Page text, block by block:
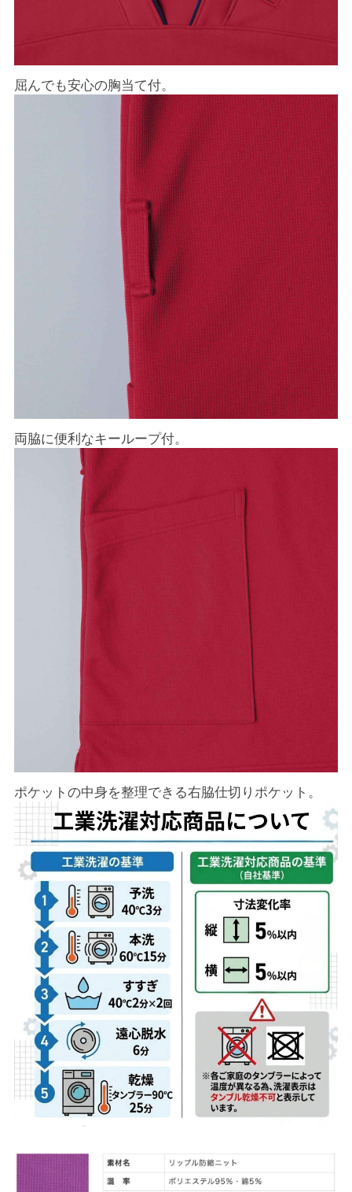
屈んでも安心の胸当て付。
両脇に便利なキーループ付。
ポケットの中身を整理できる右脇仕切りポケット。